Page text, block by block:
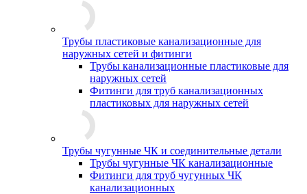
Трубы пластиковые канализационные для
наружных сетей и фитинги
Трубы канализационные пластиковые для
наружных сетей
Фитинги для труб канализационных
пластиковых для наружных сетей
Трубы чугунные ЧК и соединительные детали
Трубы чугунные ЧК канализационные
Фитинги для труб чугунных ЧК
канализационных